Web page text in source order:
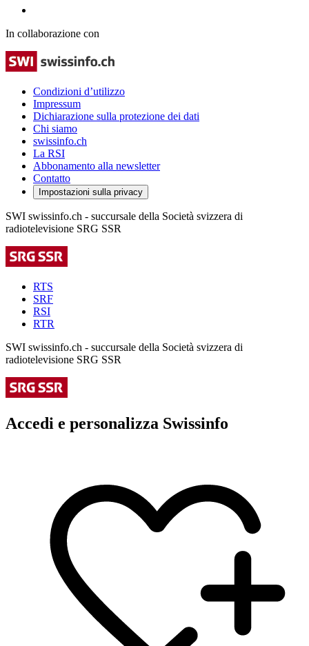
In collaborazione con
Condizioni d’utilizzo
Impressum
Dichiarazione sulla protezione dei dati
Chi siamo
swissinfo.ch
La RSI
Abbonamento alla newsletter
Contatto
Impostazioni sulla privacy
SWI swissinfo.ch - succursale della Società svizzera di
radiotelevisione SRG SSR
RTS
SRF
RSI
RTR
SWI swissinfo.ch - succursale della Società svizzera di
radiotelevisione SRG SSR
Accedi e personalizza Swissinfo